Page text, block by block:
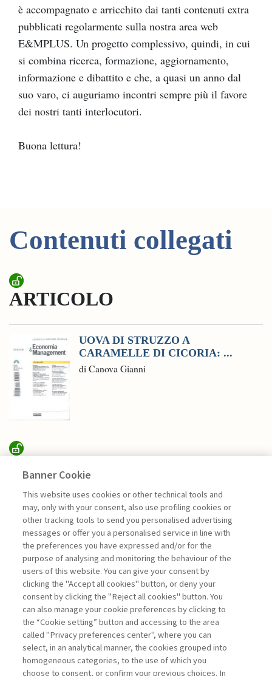
è accompagnato e arricchito dai tanti contenuti extra
pubblicati regolarmente sulla nostra area web
E&MPLUS. Un progetto complessivo, quindi, in cui
si combina ricerca, formazione, aggiornamento,
informazione e dibattito e che, a quasi un anno dal
suo varo, ci auguriamo incontri sempre più il favore
dei nostri tanti interlocutori.
Buona lettura!
Contenuti collegati
ARTICOLO
UOVA DI STRUZZO A
CARAMELLE DI CICORIA: ...
di Canova Gianni
SUSTAINABILITY
RICERCA, CONDIVISIONE E
IMPATTO PER ...
di Sylvie Goulard, Francesco Perrini, Stefano
Pogutz
La consultazione dei libri è riservata esclusivamente
agli abbonati Premium
Legenda: Accedi Per registrati Per abbonati
Banner Cookie
This website uses cookies or other technical tools and
may, only with your consent, also use profiling cookies or
other tracking tools to send you personalised advertising
messages or offer you a personalised service in line with
the preferences you have expressed and/or for the
purpose of analysing and monitoring the behaviour of the
users of this website. You can give your consent by
clicking the "Accept all cookies" button, or deny your
consent by clicking the "Reject all cookies" button. You
can also manage your cookie preferences by clicking to
the “Cookie setting” button and accessing to the area
called "Privacy preferences center", where you can
select, in an analytical manner, the cookies grouped into
homogeneous categories, to the use of which you
choose to consent, or confirm your previous choices. In